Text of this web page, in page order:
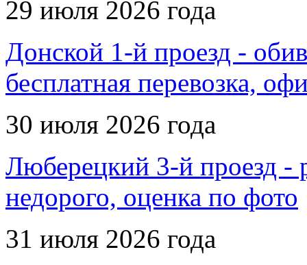
29 июля 2026 года
Донской 1-й проезд -
бесплатная перевозка,
30 июля 2026 года
Люберецкий 3-й проезд -
недорого, оценка по фото
31 июля 2026 года